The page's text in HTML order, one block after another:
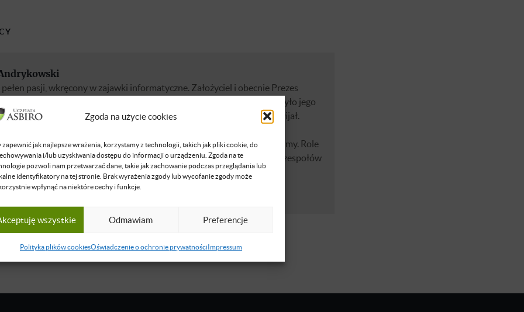
Zgoda na użycie cookies
zapewnić jak najlepsze wrażenia, korzystamy z technologii, takich jak pliki cookie, do
i/lub uzyskiwania dostępu do informacji o urządzeniu. Zgoda na te
pozwoli nam przetwarzać dane, takie jak zachowanie podczas przeglądania lub
identyfikatory na tej stronie. Brak wyrażenia zgody lub wycofanie zgody może
wpłynąć na niektóre cechy i funkcje.
wszystkie Odmawiam Preferencje
Polityka plików cookiesOświadczenie o ochronie prywatnościImpressum
pełen pasji, wkręcony w zajawki informatyczne. Założyciel i obecnie Prezes
AND CHILL. Od młodzieńczych lat zrozumienie programowania było jego
lat pasja przerodziła się w umiejętności, które skrupulatnie rozwijał.
programowania wygrała, a skille, które posiadał sprawiły, że jego
było stworzenie Skill & Chill… i tak właśnie zaczęła się historia firmy. Role
w organizacji to zarządzanie projektami, m.in. budowanie i wspieranie zespołów
wyznaczanie ich kierunku (...)
więcej